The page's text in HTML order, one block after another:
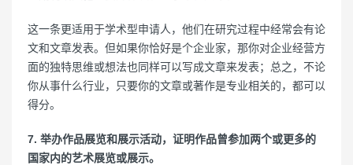
这一条更适用于学术型申请人，他们在研究过程中经常会有论
文和文章发表。但如果你恰好是个企业家，那你对企业经营方
面的独特思维或想法也同样可以写成文章来发表；总之，不论
你从事什么行业，只要你的文章或著作是专业相关的，都可以
得分。
7. 举办作品展览和展示活动，证明作品曾参加两个或更多的
国家内的艺术展览或展示。